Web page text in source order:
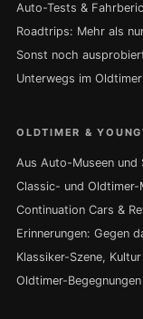
Auto-Tests &
Roadtrips: Mehr als
Sonst noch
Unterwegs im
OLDTIMER &
Aus Auto-Museen und
Classic- und Oldtimer-
Continuation Cars &
Erinnerungen: Gegen
Klassiker-Szene,
Oldtimer-